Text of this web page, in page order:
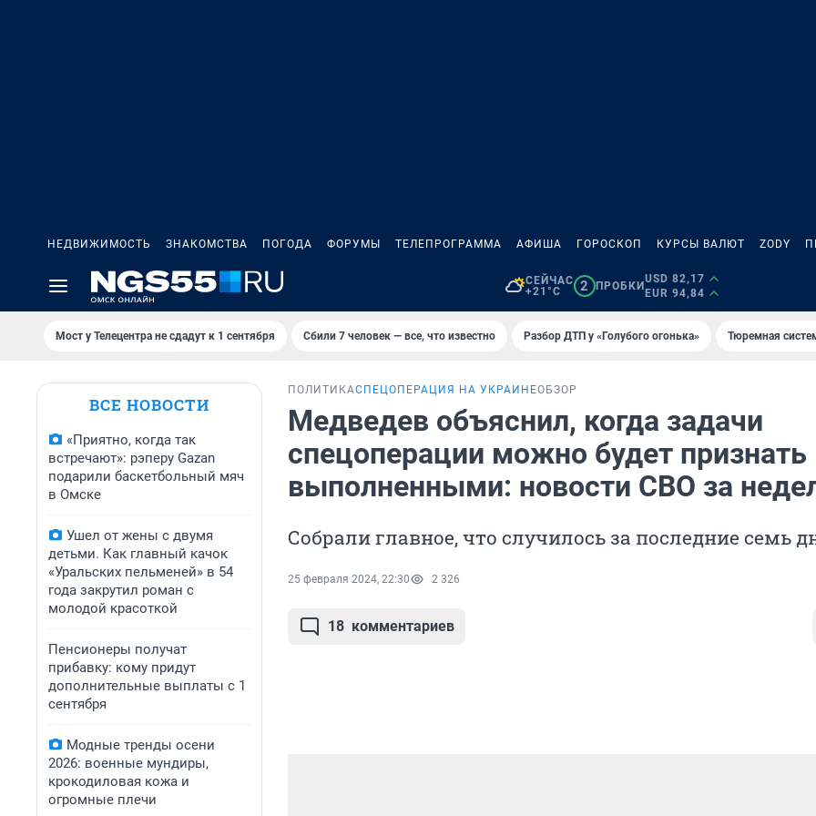
НЕДВИЖИМОСТЬ ЗНАКОМСТВА ПОГОДА ФОРУМЫ ТЕЛЕПРОГРАММА АФИША ГОРОСКОП КУРСЫ ВАЛЮТ ZODY
СЕЙЧАС
+21°C
2 ПРОБКИ
USD 82,17
EUR 94,84
Мост у Телецентра не сдадут к 1 сентября Сбили 7 человек — все, что известно Разбор ДТП у «Голубого огонька» Тюремная
ВСЕ НОВОСТИ
«Приятно, когда так
встречают»: рэперу Gazan
подарили баскетбольный мяч
в Омске
Ушел от жены с двумя
детьми. Как главный качок
«Уральских пельменей» в 54
года закрутил роман с
молодой красоткой
Пенсионеры получат
прибавку: кому придут
дополнительные выплаты с 1
сентября
Модные тренды осени
2026: военные мундиры,
крокодиловая кожа и
огромные плечи
ПОЛИТИКАСПЕЦОПЕРАЦИЯ НА УКРАИНЕОБЗОР
Медведев объяснил, когда задачи
спецоперации можно будет признать
выполненными: новости СВО за
Собрали главное, что случилось за последние семь
25 февраля 2024, 22:30 2 326
18 комментариев